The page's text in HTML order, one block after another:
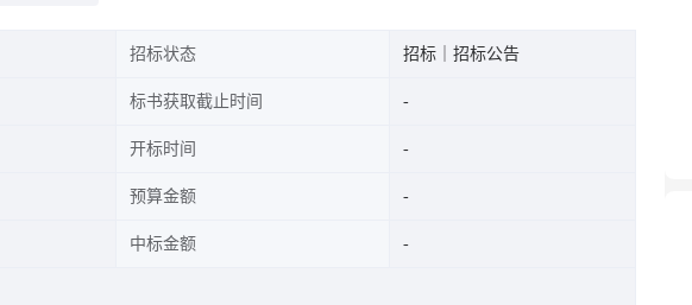
招标状态 招标｜招标公告
标书获取截止时间
开标时间
预算金额
中标金额